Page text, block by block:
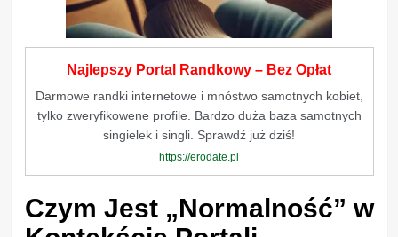
Najlepszy Portal Randkowy – Bez Opłat
Darmowe randki internetowe i mnóstwo samotnych kobiet,
tylko zweryfikowene profile. Bardzo duża baza samotnych
singielek i singli. Sprawdź już dziś!
https://erodate.pl
Czym Jest „Normalność” w